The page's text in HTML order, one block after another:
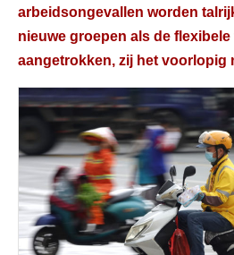
arbeidsongevallen worden
nieuwe groepen als de
aangetrokken, zij het voorlopig